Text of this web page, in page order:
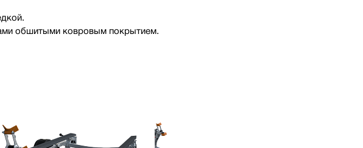
обшитыми ковровым покрытием.